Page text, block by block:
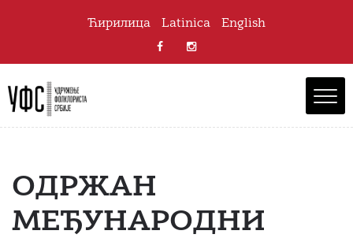
Ћирилица Latinica English
ОДРЖАН
МЕЂУНАРОДНИ